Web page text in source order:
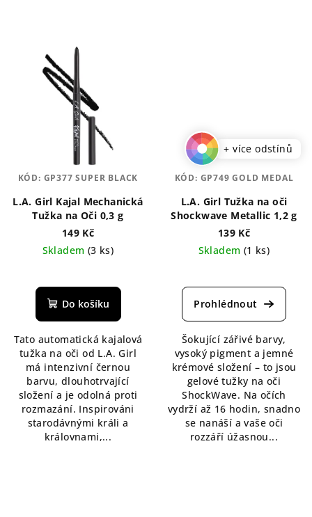
L.A. Girl Kajal Mechanická
Tužka na Oči 0,3 g
149 Kč
Skladem (3 ks)
hodnocení
produktu
z
5
hvězdiček.
Do košíku
Tato automatická kajalová
tužka na oči od L.A. Girl
má intenzivní černou
barvu, dlouhotrvající
složení a je odolná proti
rozmazání. Inspirováni
starodávnými králi a
královnami,...
KÓD: GP377 SUPER BLACK
+ více odstínů
L.A. Girl Tužka na oči
Shockwave Metallic 1,2 g
139 Kč
Skladem (1 ks)
hodnocení
produktu
z
5
hvězdiček.
Šokující zářivé barvy,
vysoký pigment a jemné
krémové složení – to jsou
gelové tužky na oči
ShockWave. Na očích
vydrží až 16 hodin, snadno
se nanáší a vaše oči
rozzáří úžasnou...
KÓD: GP749 GOLD MEDAL